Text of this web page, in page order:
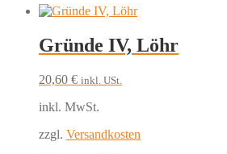
Gründe IV, Löhr
20,60 € inkl. USt.
inkl. MwSt.
zzgl. Versandkosten